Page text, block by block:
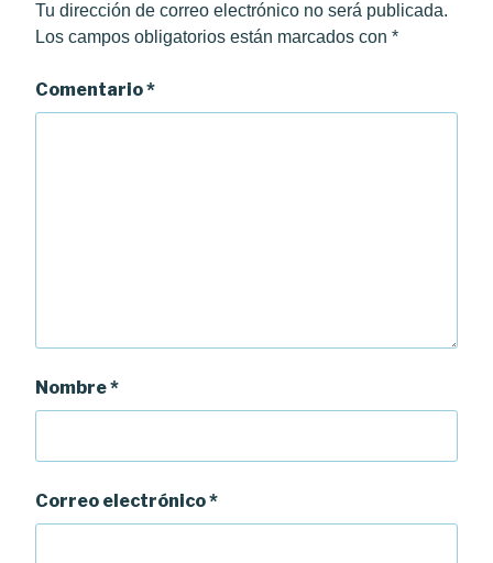
Tu dirección de correo electrónico no será publicada.
Los campos obligatorios están marcados con *
Comentario*
Nombre*
Correo electrónico*